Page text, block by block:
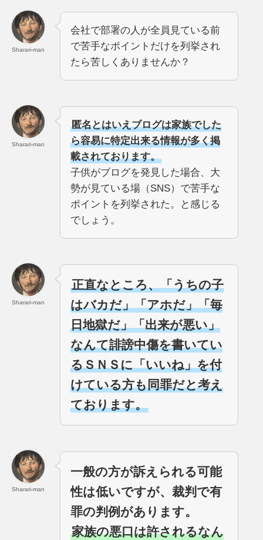
Sharari-man
会社で部署の人が全員見ている前
で苦手なポイントだけを列挙され
たら苦しくありませんか？
Sharari-man
匿名とはいえブログは家族でした
ら容易に特定出来る情報が多く掲
載されております。
子供がブログを発見した場合、大
勢が見ている場（SNS）で苦手な
ポイントを列挙された。と感じる
でしょう。
Sharari-man
正直なところ、「うちの子
はバカだ」「アホだ」「毎
日地獄だ」「出来が悪い」
なんて誹謗中傷を書いてい
るＳＮＳに「いいね」を付
けている方も同罪だと考え
ております。
Sharari-man
一般の方が訴えられる可能
性は低いですが、裁判で有
罪の判例があります。
家族の悪口は許されるなん